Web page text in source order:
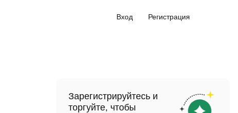
Вход Регистрация
Зарегистрируйтесь и
торгуйте, чтобы